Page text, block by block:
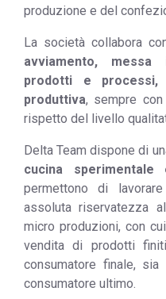
produzione e del
La società collabora
avviamento,
prodotti e processi,
produttiva, sempre
rispetto del livello
Delta Team dispone di
cucina
permettono di
assoluta riservatezza
micro produzioni, con
vendita di prodotti
consumatore finale,
consumatore ultimo.